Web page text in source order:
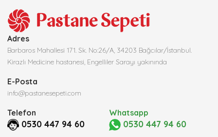
Adres
Barbaros Mahallesi 171. Sk. No:26/A, 34203 Bağcılar/İstanbul.
Kirazlı Medicine hastanesi, Engelliler Sarayı yakınında
E-Posta
info@pastanesepeti.com
Telefon
0530 447 94 60
Whatsapp
0530 447 94 60